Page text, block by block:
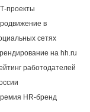
проекты
в
сетях
на hh.ru
работодателей
HR-бренд